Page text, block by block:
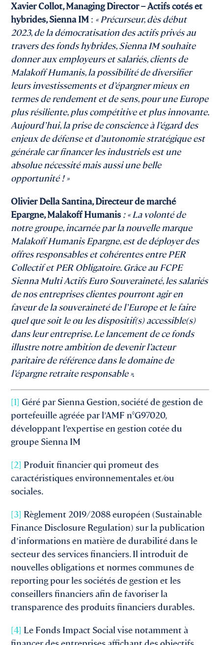
Xavier Collot, Managing Director – Actifs cotés et
hybrides, Sienna IM : « Précurseur, dès début
2023, de la démocratisation des actifs privés au
travers des fonds hybrides, Sienna IM souhaite
donner aux employeurs et salariés, clients de
Malakoff Humanis, la possibilité de diversifier
leurs investissements et d’épargner mieux en
termes de rendement et de sens, pour une Europe
plus résiliente, plus compétitive et plus innovante.
Aujourd’hui, la prise de conscience à l’égard des
enjeux de défense et d’autonomie stratégique est
générale car financer les industriels est une
absolue nécessité mais aussi une belle
opportunité ! »
Olivier Della Santina, Directeur de marché
Epargne, Malakoff Humanis: « La volonté de
notre groupe, incarnée par la nouvelle marque
Malakoff Humanis Epargne, est de déployer des
offres responsables et cohérentes entre PER
Collectif et PER Obligatoire. Grâce au FCPE
Sienna Multi Actifs Euro Souveraineté, les salariés
de nos entreprises clientes pourront agir en
faveur de la souveraineté de l’Europe et le faire
quel que soit le ou les dispositif(s) accessible(s)
dans leur entreprise. Le lancement de ce fonds
illustre notre ambition de devenir l’acteur
paritaire de référence dans le domaine de
l’épargne retraite responsable ».
[1] Géré par Sienna Gestion, société de gestion de
portefeuille agréée par l’AMF n°G97020,
développant l’expertise en gestion cotée du
groupe Sienna IM
[2] Produit financier qui promeut des
caractéristiques environnementales et/ou
sociales.
[3] Règlement 2019/2088 européen (Sustainable
Finance Disclosure Regulation) sur la publication
d’informations en matière de durabilité dans le
secteur des services financiers. Il introduit de
nouvelles obligations et normes communes de
reporting pour les sociétés de gestion et les
conseillers financiers afin de favoriser la
transparence des produits financiers durables.
[4] Le Fonds Impact Social vise notamment à